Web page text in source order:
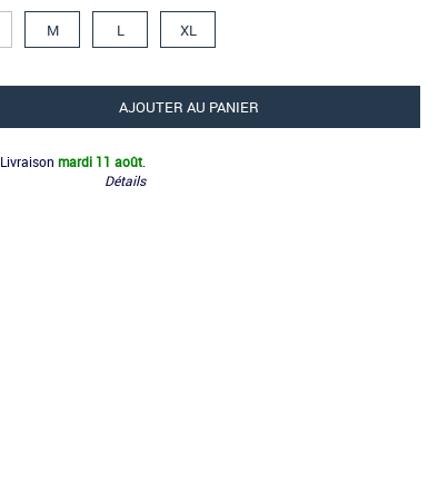
M L XL
AJOUTER AU PANIER
Livraison mardi 11 août
Détails